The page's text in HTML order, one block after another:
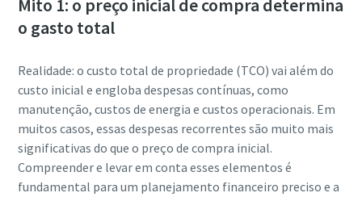
Mito 1: o preço inicial de compra determina
o gasto total
Realidade: o custo total de propriedade (TCO) vai além do
custo inicial e engloba despesas contínuas, como
manutenção, custos de energia e custos operacionais. Em
muitos casos, essas despesas recorrentes são muito mais
significativas do que o preço de compra inicial.
Compreender e levar em conta esses elementos é
fundamental para um planejamento financeiro preciso e a